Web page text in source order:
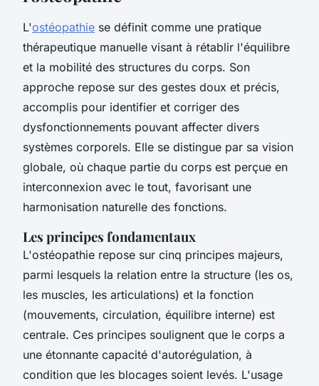
L'ostéopathie se définit comme une pratique
thérapeutique manuelle visant à rétablir l'équilibre
et la mobilité des structures du corps. Son
approche repose sur des gestes doux et précis,
accomplis pour identifier et corriger des
dysfonctionnements pouvant affecter divers
systèmes corporels. Elle se distingue par sa vision
globale, où chaque partie du corps est perçue en
interconnexion avec le tout, favorisant une
harmonisation naturelle des fonctions.
Les principes fondamentaux
L'ostéopathie repose sur cinq principes majeurs,
parmi lesquels la relation entre la structure (les os,
les muscles, les articulations) et la fonction
(mouvements, circulation, équilibre interne) est
centrale. Ces principes soulignent que le corps a
une étonnante capacité d'autorégulation, à
condition que les blocages soient levés. L'usage